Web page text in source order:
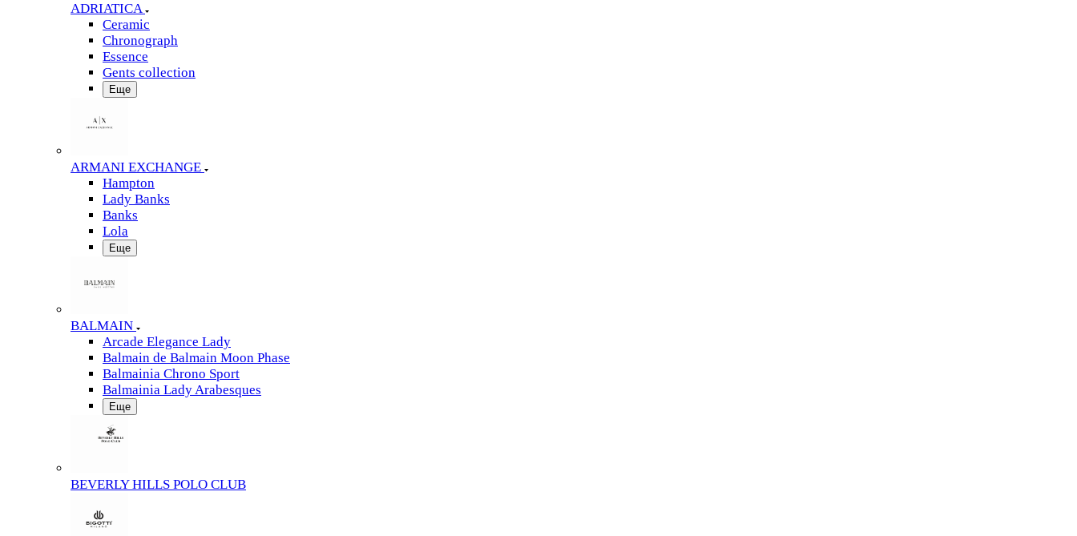
ADRIATICA
Ceramic
Chronograph
Essence
Gents collection
Еще
ARMANI EXCHANGE
Hampton
Lady Banks
Banks
Lola
Еще
BALMAIN
Arcade Elegance Lady
Balmain de Balmain Moon Phase
Balmainia Chrono Sport
Balmainia Lady Arabesques
Еще
BEVERLY HILLS POLO CLUB